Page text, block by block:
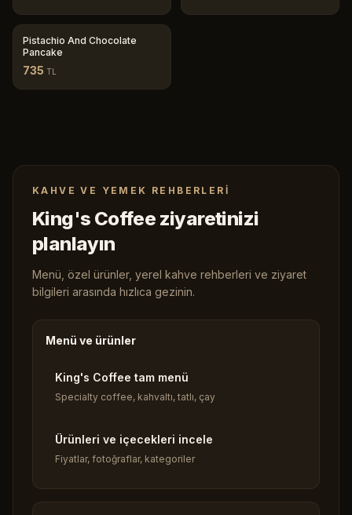
Pistachio And Chocolate
Pancake
735 TL
KAHVE VE YEMEK REHBERLERI
King's Coffee ziyaretinizi
planlayın
Menü, özel ürünler, yerel kahve rehberleri ve ziyaret
bilgileri arasında hızlıca gezinin.
Menü ve ürünler
King's Coffee tam menü
Specialty coffee, kahvaltı, tatlı, çay
Ürünleri ve içecekleri incele
Fiyatlar, fotoğraflar, kategoriler